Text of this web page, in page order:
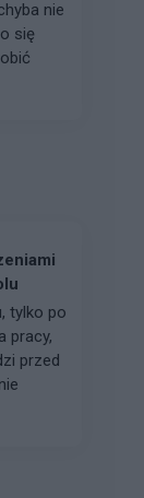
nie
się
tylko po
pracy,
przed